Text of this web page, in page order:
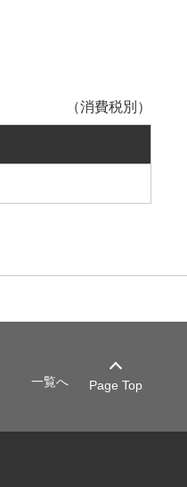
（消費税別）
Page Top
一覧へ